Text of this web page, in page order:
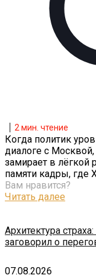
Архитектура
заговорил о
2 мин. чтение
Когда политик
диалоге с
замирает в лёгкой
памяти кадры, где
Вам нравится?
Читать далее
07.08.2026